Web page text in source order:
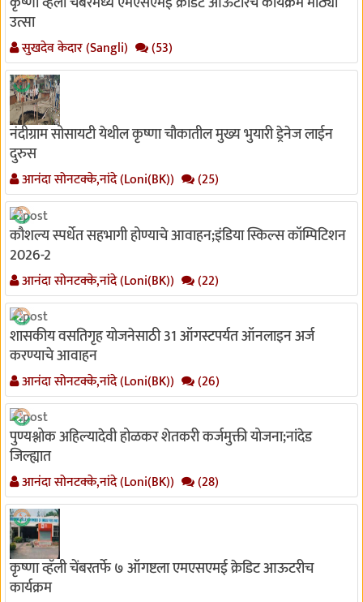
उत्सा
सुखदेव केदार (Sangli) (53)
नंदीग्राम सोसायटी येथील कृष्णा चौकातील मुख्य भुयारी ड्रेनेज लाईन
दुरुस
आनंदा सोनटक्के,नांदे (Loni(BK)) (25)
कौशल्य स्पर्धेत सहभागी होण्याचे आवाहन;इंडिया स्किल्स कॉम्पिटिशन
2026-2
आनंदा सोनटक्के,नांदे (Loni(BK)) (22)
शासकीय वसतिगृह योजनेसाठी 31 ऑगस्टपर्यत ऑनलाइन अर्ज
करण्याचे आवाहन
आनंदा सोनटक्के,नांदे (Loni(BK)) (26)
पुण्यश्लोक अहिल्यादेवी होळकर शेतकरी कर्जमुक्ती योजना;नांदेड
जिल्ह्यात
आनंदा सोनटक्के,नांदे (Loni(BK)) (28)
कृष्णा व्हॅली चेंबरतर्फे ७ ऑगष्टला एमएसएमई क्रेडिट आऊटरीच
कार्यक्रम